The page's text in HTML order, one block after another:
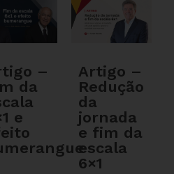
–
da
e
Artigo –
Redução
da
jornada
e fim da
escala
6×1